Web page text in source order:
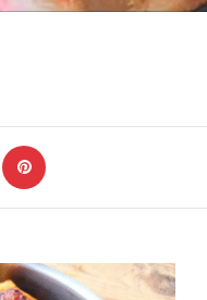
Facebook